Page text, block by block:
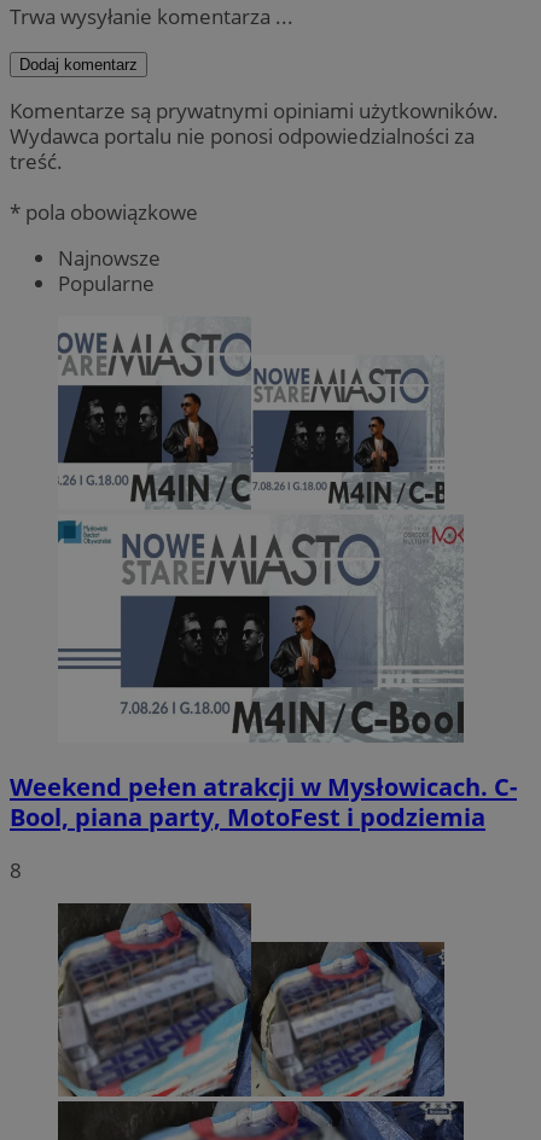
Trwa wysyłanie komentarza ...
Dodaj komentarz
Komentarze są prywatnymi opiniami użytkowników.
Wydawca portalu nie ponosi odpowiedzialności za
treść.
* pola obowiązkowe
Najnowsze
Popularne
Weekend pełen atrakcji w Mysłowicach. C-
Bool, piana party, MotoFest i podziemia
8